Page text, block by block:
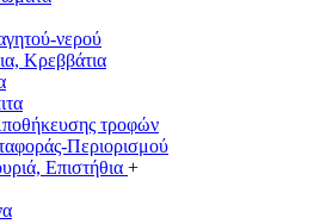
νερού
Κρεββάτια
τροφών
Περιορισμού
Επιστήθια +